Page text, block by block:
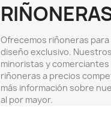
Ofrecemos riñoneras para
diseño exclusivo.
minoristas y comerciantes
riñoneras a precios
más información sobre
al por mayor.